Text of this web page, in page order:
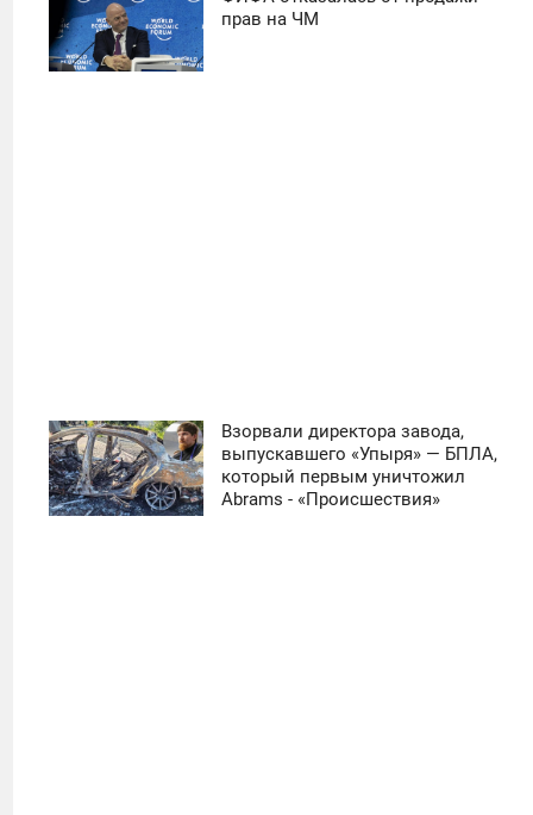
прав на ЧМ
Взорвали директора завода,
выпускавшего «Упыря» — БПЛА,
который первым уничтожил
Abrams - «Происшествия»